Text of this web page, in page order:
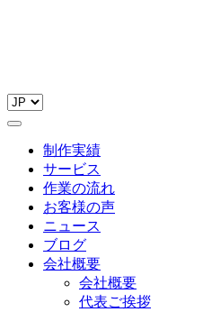
制作実績
サービス
作業の流れ
お客様の声
ニュース
ブログ
会社概要
会社概要
代表ご挨拶